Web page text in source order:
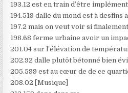
193.12 est en train d’être
194.519 dalle du mond est à desfins
197.2 mais on veut voir si
198.68 ferme urbaine avoir un
201.04 sur l’élévation de
202.92 dalle plutôt bétonné bien
205.599 est au cœur de de ce
208.02 [Musique]